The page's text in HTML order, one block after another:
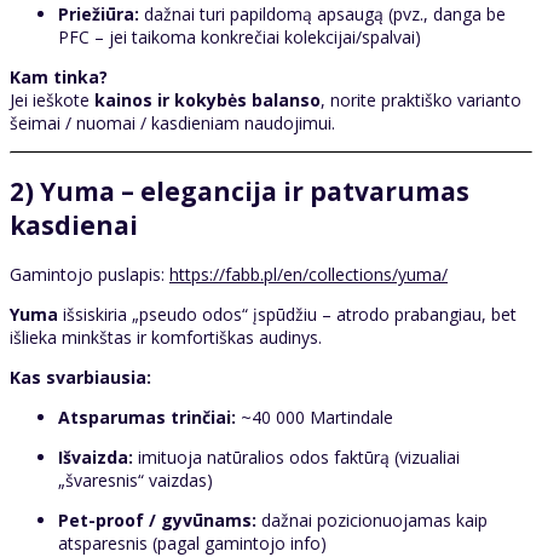
Priežiūra: dažnai turi papildomą apsaugą (pvz., danga be
PFC – jei taikoma konkrečiai kolekcijai/spalvai)
Kam tinka?
Jei ieškote kainos ir kokybės balanso, norite praktiško varianto
šeimai / nuomai / kasdieniam naudojimui.
2) Yuma – elegancija ir patvarumas
kasdienai
Gamintojo puslapis: https://fabb.pl/en/collections/yuma/
Yuma išsiskiria „pseudo odos“ įspūdžiu – atrodo prabangiau, bet
išlieka minkštas ir komfortiškas audinys.
Kas svarbiausia:
Atsparumas trinčiai: ~40 000 Martindale
Išvaizda: imituoja natūralios odos faktūrą (vizualiai
„švaresnis“ vaizdas)
Pet-proof / gyvūnams: dažnai pozicionuojamas kaip
atsparesnis (pagal gamintojo info)